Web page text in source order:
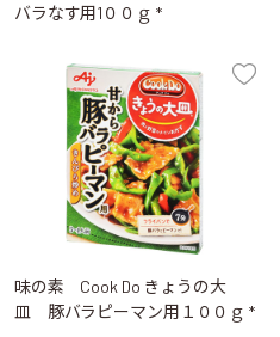
バラなす用1００ｇ *
味の素 Cook Do きょうの大
皿 豚バラピーマン用１００ｇ *